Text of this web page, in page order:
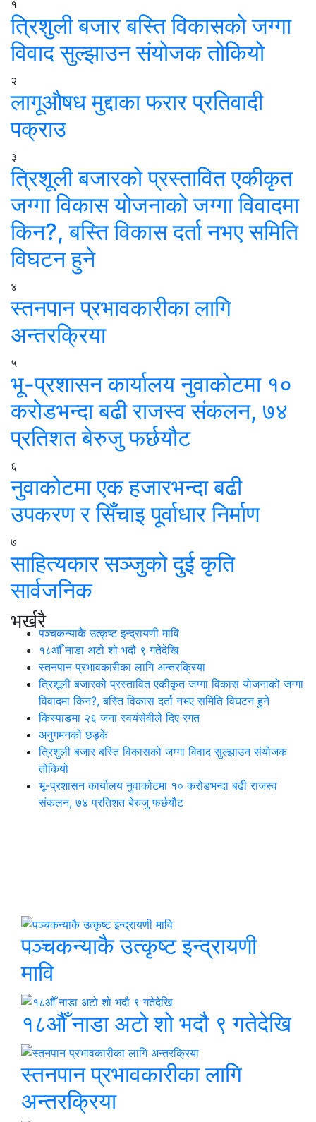
१
त्रिशुली बजार बस्ति विकासको जग्गा
विवाद सुल्झाउन संयोजक तोकियो
२
लागूऔषध मुद्दाका फरार प्रतिवादी
पक्राउ
३
त्रिशूली बजारको प्रस्तावित एकीकृत
जग्गा विकास योजनाको जग्गा विवादमा
किन?, बस्ति विकास दर्ता नभए समिति
विघटन हुने
४
स्तनपान प्रभावकारीका लागि
अन्तरक्रिया
५
भू-प्रशासन कार्यालय नुवाकोटमा १०
करोडभन्दा बढी राजस्व संकलन, ७४
प्रतिशत बेरुजु फर्छयौट
६
नुवाकोटमा एक हजारभन्दा बढी
उपकरण र सिँचाइ पूर्वाधार निर्माण
७
साहित्यकार सञ्जुको दुई कृति
सार्वजनिक
भर्खरैपञ्चकन्याकै उत्कृष्ट इन्द्रायणी मावि
१८औँ नाडा अटो शो भदौ ९ गतेदेखि
स्तनपान प्रभावकारीका लागि अन्तरक्रिया
त्रिशूली बजारको प्रस्तावित एकीकृत जग्गा विकास योजनाको जग्गा
विवादमा किन?, बस्ति विकास दर्ता नभए समिति विघटन हुने
किस्पाङमा २६ जना स्वयंसेवीले दिए रगत
अनुगमनको छड्के
त्रिशुली बजार बस्ति विकासको जग्गा विवाद सुल्झाउन संयोजक
तोकियो
भू-प्रशासन कार्यालय नुवाकोटमा १० करोडभन्दा बढी राजस्व
संकलन, ७४ प्रतिशत बेरुजु फर्छयौट
पञ्चकन्याकै उत्कृष्ट इन्द्रायणी
मावि
१८औँ नाडा अटो शो भदौ ९ गतेदेखि
स्तनपान प्रभावकारीका लागि
अन्तरक्रिया